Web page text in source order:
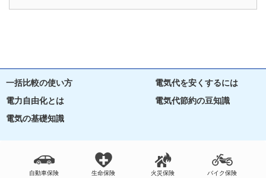
一括比較の使い方
電気代を安くするには
電力自由化とは
電気代節約の豆知識
電気の基礎知識
自動車保険 生命保険 火災保険 バイク保険